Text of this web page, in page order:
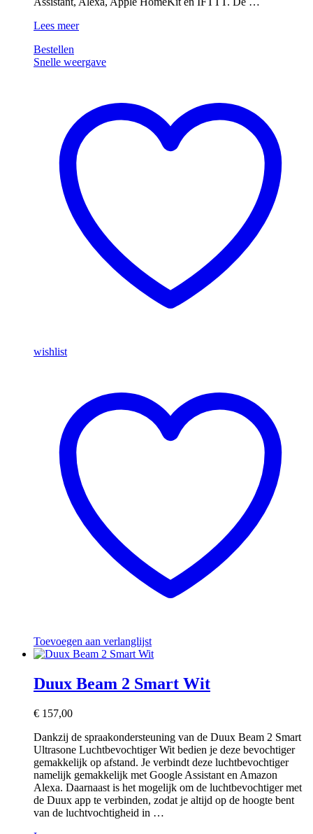
Coolblue
Bespaarpakket
Lees meer
Bestellen
Snelle weergave
wishlist
Toevoegen aan verlanglijst
Duux Beam 2 Smart Wit
€ 157,00
Dankzij de spraakondersteuning van de Duux Beam 2 Smart
Ultrasone Luchtbevochtiger Wit bedien je deze bevochtiger
gemakkelijk op afstand. Je verbindt deze luchtbevochtiger
namelijk gemakkelijk met Google Assistant en Amazon
Alexa. Daarnaast is het mogelijk om de luchtbevochtiger met
de Duux app te verbinden, zodat je altijd op de hoogte bent
van de luchtvochtigheid in …